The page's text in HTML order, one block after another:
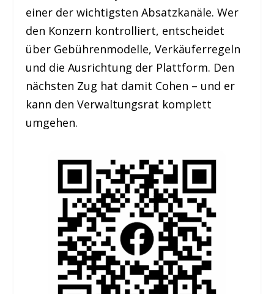
einer der wichtigsten Absatzkanäle. Wer
den Konzern kontrolliert, entscheidet
über Gebührenmodelle, Verkäuferregeln
und die Ausrichtung der Plattform. Den
nächsten Zug hat damit Cohen – und er
kann den Verwaltungsrat komplett
umgehen.